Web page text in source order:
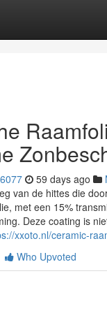
59 days ago
van de hittes die
met een 15%
Deze coating is
xxoto.nl/ceramic-
Who Upvoted